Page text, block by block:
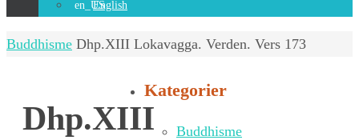
English
Home
Buddhisme Dhp.XIII Lokavagga. Verden. Vers 173
Dhp.XIII
Kategorier
Buddhisme